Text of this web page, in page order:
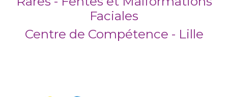
Faciales
Centre de Compétence - Lille